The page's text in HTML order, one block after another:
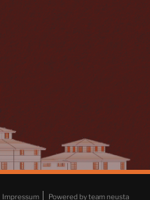
Impressum Powered by team neusta